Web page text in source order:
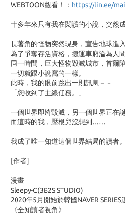
WEBTOON觀看！： https://lin.ee/
十多年來只有我在閱讀的小說，突然
長著角的怪物突然現身，宣告地球進
為了爭奪存活資格，捷運車廂淪為人
同一時間，巨大怪物毀滅城市，首爾
一切就跟小說寫的一樣。
此時，我的眼前跳出一則訊息－－
「您收到了主線任務。」
一個世界即將毀滅，另一個世界正在誕
而這時的我，壓根兒沒想到……
我成了唯一知道這個世界結局的讀者。
[作者]
漫畫
Sleepy-C(3B2S STUDIO)
2020年5月開始於韓國NAVER SERIES
《全知讀者視角》